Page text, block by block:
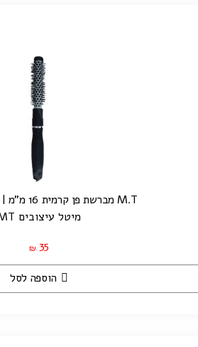
M.T מברשת פן קרמית 16 מ"מ | מיטל עיצובים
מיטל עיצובים MT
₪ 35
הוספה לסל